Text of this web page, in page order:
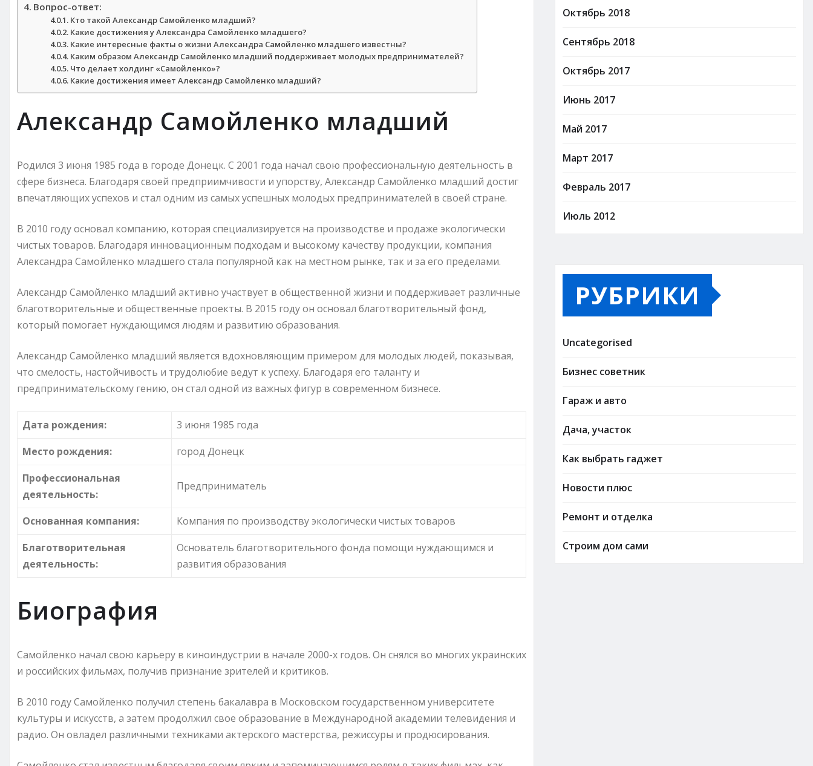
Вопрос-ответ:
Кто такой Александр Самойленко младший?
Какие достижения у Александра Самойленко младшего?
Какие интересные факты о жизни Александра Самойленко младшего известны?
Каким образом Александр Самойленко младший поддерживает молодых предпринимателей?
Что делает холдинг «Самойленко»?
Какие достижения имеет Александр Самойленко младший?
Александр Самойленко младший
Родился 3 июня 1985 года в городе Донецк. С 2001 года начал свою профессиональную деятельность в
сфере бизнеса. Благодаря своей предприимчивости и упорству, Александр Самойленко младший достиг
впечатляющих успехов и стал одним из самых успешных молодых предпринимателей в своей стране.
В 2010 году основал компанию, которая специализируется на производстве и продаже экологически
чистых товаров. Благодаря инновационным подходам и высокому качеству продукции, компания
Александра Самойленко младшего стала популярной как на местном рынке, так и за его пределами.
Александр Самойленко младший активно участвует в общественной жизни и поддерживает различные
благотворительные и общественные проекты. В 2015 году он основал благотворительный фонд,
который помогает нуждающимся людям и развитию образования.
Александр Самойленко младший является вдохновляющим примером для молодых людей, показывая,
что смелость, настойчивость и трудолюбие ведут к успеху. Благодаря его таланту и
предпринимательскому гению, он стал одной из важных фигур в современном бизнесе.
Дата рождения:
3 июня 1985 года
Место рождения:
город Донецк
Профессиональная
деятельность:
Предприниматель
Основанная компания:
Компания по производству экологически чистых товаров
Благотворительная
деятельность:
Основатель благотворительного фонда помощи нуждающимся и
развития образования
Биография
Самойленко начал свою карьеру в киноиндустрии в начале 2000-х годов. Он снялся во многих украинских
и российских фильмах, получив признание зрителей и критиков.
В 2010 году Самойленко получил степень бакалавра в Московском государственном университете
культуры и искусств, а затем продолжил свое образование в Международной академии телевидения и
радио. Он овладел различными техниками актерского мастерства, режиссуры и продюсирования.
Октябрь 2018
Сентябрь 2018
Октябрь 2017
Июнь 2017
Май 2017
Март 2017
Февраль 2017
Июль 2012
РУБРИКИ
Uncategorised
Бизнес советник
Гараж и авто
Дача, участок
Как выбрать гаджет
Новости плюс
Ремонт и отделка
Строим дом сами